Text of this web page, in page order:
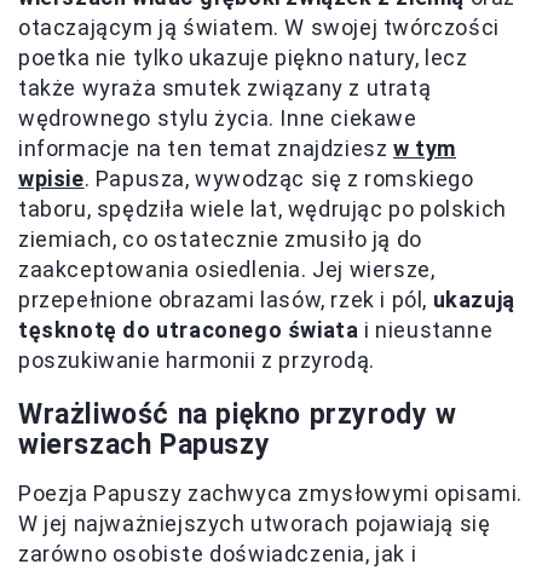
otaczającym ją światem. W swojej twórczości
poetka nie tylko ukazuje piękno natury, lecz
także wyraża smutek związany z utratą
wędrownego stylu życia. Inne ciekawe
informacje na ten temat znajdzieszw tym
wpisie. Papusza, wywodząc się z romskiego
taboru, spędziła wiele lat, wędrując po polskich
ziemiach, co ostatecznie zmusiło ją do
zaakceptowania osiedlenia. Jej wiersze,
przepełnione obrazami lasów, rzek i pól, ukazują
tęsknotę do utraconego świata i nieustanne
poszukiwanie harmonii z przyrodą.
Wrażliwość na piękno przyrody w
wierszach Papuszy
Poezja Papuszy zachwyca zmysłowymi opisami.
W jej najważniejszych utworach pojawiają się
zarówno osobiste doświadczenia, jak i